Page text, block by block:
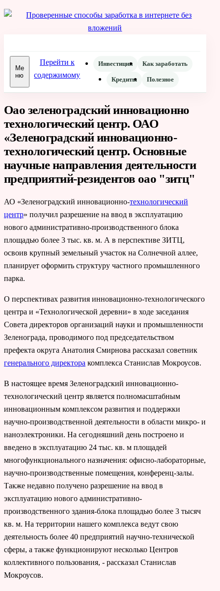
Ме
ню
Перейти к
содержимому
Инвестиции Как заработать
Кредиты Полезное
Оао зеленоградский инновационно
технологический центр. ОАО
«Зеленоградский инновационно-
технологический центр. Основные
научные направления деятельности
предприятий-резидентов оао "зитц"
АО «Зеленоградский инновационно-технологический
центр» получил разрешение на ввод в эксплуатацию
нового административно-производственного блока
площадью более 3 тыс. кв. м. А в перспективе ЗИТЦ,
освоив крупный земельный участок на Солнечной аллее,
планирует оформить структуру частного промышленного
парка.
О перспективах развития инновационно-технологического
центра и «Технологической деревни» в ходе заседания
Совета директоров организаций науки и промышленности
Зеленограда, проводимого под председательством
префекта округа Анатолия Смирнова рассказал советник
генерального директора комплекса Станислав Мокроусов.
В настоящее время Зеленоградский инновационно-
технологический центр является полномасштабным
инновационным комплексом развития и поддержки
научно-производственной деятельности в области микро- и
наноэлектроники. На сегодняшний день построено и
введено в эксплуатацию 24 тыс. кв. м площадей
многофункционального назначения: офисно-лабораторные,
научно-производственные помещения, конференц-залы.
Также недавно получено разрешение на ввод в
эксплуатацию нового административно-
производственного здания-блока площадью более 3 тысяч
кв. м. На территории нашего комплекса ведут свою
деятельность более 40 предприятий научно-технической
сферы, а также функционируют несколько Центров
коллективного пользования, - рассказал Станислав
Мокроусов.